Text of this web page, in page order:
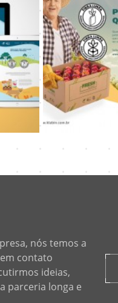
nós temos a
contato
ideias,
parceria longa e